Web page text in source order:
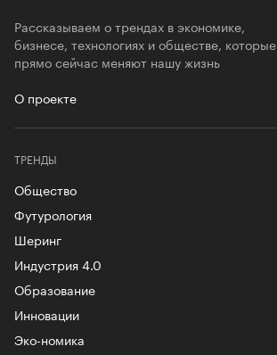
Рассказываем о трендах в экономике,
бизнесе, технологиях и обществе, которые
прямо сейчас меняют нашу жизнь
О проекте
ТРЕНДЫ
Общество
Футурология
Шеринг
Индустрия 4.0
Образование
Инновации
Эко-номика